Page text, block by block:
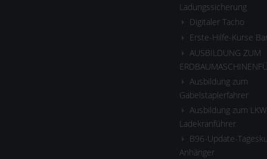
Ladungssicherung
Digitaler Tacho
Erste-Hilfe-Kurse
AUSBILDUNG ZUM
Ausbildung zum
Gabelstaplerfahrer
Ausbildung zum
Ladekranführer
B96-Update-
Anhänger